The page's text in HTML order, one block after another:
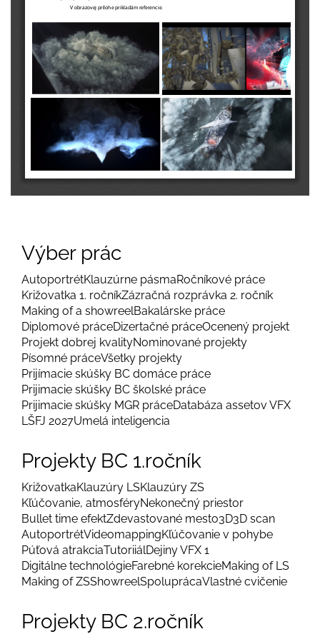
Výber prác
AutoportrétKlauzúrne pásmaRočníkové práce
Križovatka 1. ročníkZázračná rozprávka 2. ročník
Making of a showreelBakalárske práce
Diplomové práceDizertačné práceOcenený projekt
Projekt dobrej kvalityNominované projekty
Písomné práceVšetky projekty
Prijímacie skúšky BC domáce práce
Prijimacie skúšky BC školské práce
Prijimacie skúšky MGR práceDatabáza assetov VFX
LŠFJ 2027Umelá inteligencia
Projekty BC 1.ročník
KrižovatkaKlauzúry LSKlauzúry ZS
Kľúčovanie, atmosféryNekonečný priestor
Bullet time efektZdevastované mesto3D3D scan
AutoportrétVideomappingKľúčovanie v pohybe
Púťová atrakciaTutoriiálDejiny VFX 1
Digitálne technológieFarebné korekcieMaking of LS
Making of ZSShowreelSpoluprácaVlastné cvičenie
Projekty BC 2.ročník